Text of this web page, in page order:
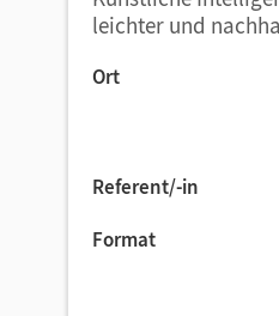
leichter und
Ort
Referent/-in
Format